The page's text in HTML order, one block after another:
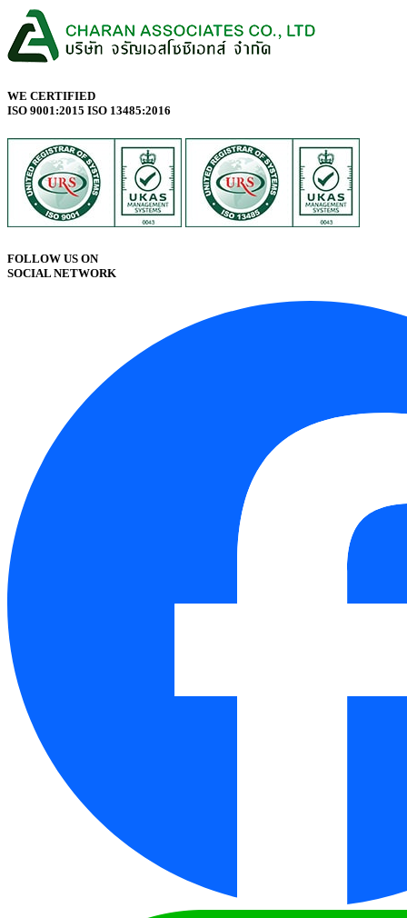
WE CERTIFIED
ISO 9001:2015 ISO 13485:2016
FOLLOW US ON
SOCIAL NETWORK